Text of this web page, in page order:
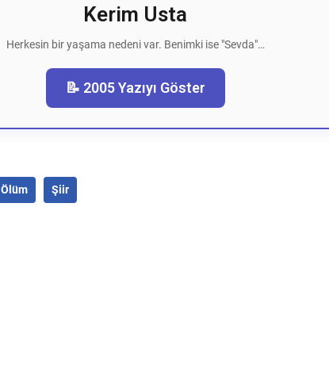
Kerim Usta
Herkesin bir yaşama nedeni var. Benimki ise "Sevda"…
📝 2005 Yazıyı Göster
Ölüm Şiir